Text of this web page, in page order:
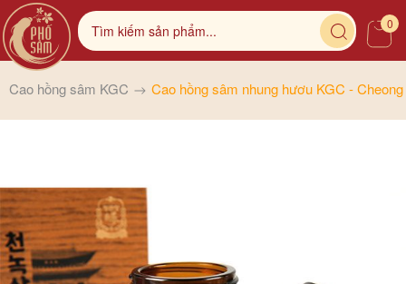
0
Cao hồng sâm KGC Cao hồng sâm nhung hươu KGC -